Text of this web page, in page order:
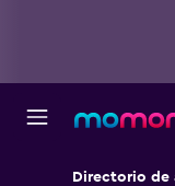
Directorio de